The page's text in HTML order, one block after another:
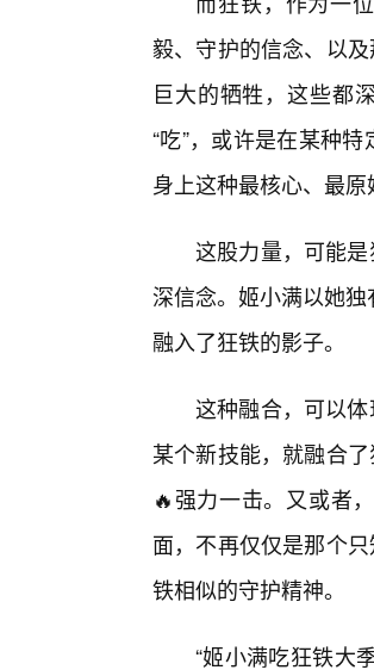
毅、守护的信念、以
巨大的牺牲，这些都
“吃”，或许是在某种
身上这种最核心、最原
这股力量，可能
深信念。姬小满以她独
融入了狂铁的影子。
这种融合，可以
某个新技能，就融合
🔥强力一击。又或者
面，不再仅仅是那个
铁相似的守护精神。
“姬小满吃狂铁大